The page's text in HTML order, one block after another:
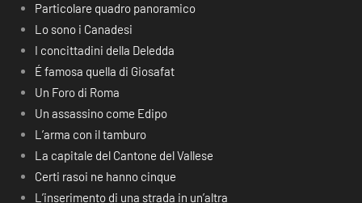
Particolare quadro panoramico
Lo sono i Canadesi
I concittadini della Deledda
É famosa quella di Giosafat
Un Foro di Roma
Un assassino come Edipo
L’arma con il tamburo
La capitale del Cantone del Vallese
Certi rasoi ne hanno cinque
L’inserimento di una strada in un’altra